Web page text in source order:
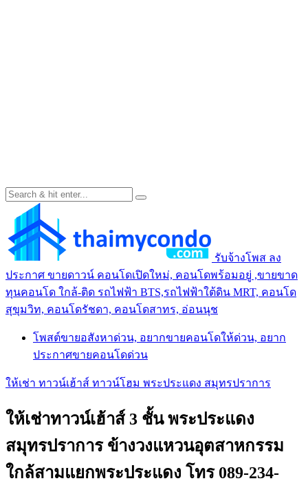
รับจ้างโพส ลง
ประกาศ ขายดาวน์ คอนโดเปิดใหม่, คอนโดพร้อมอยู่ ,ขายขาด
ทุนคอนโด ใกล้-ติด รถไฟฟ้า BTS,รถไฟฟ้าใต้ดิน MRT, คอนโด
สุขุมวิท, คอนโดรัชดา, คอนโดสาทร, อ่อนนุช
โพสต์ขายอสังหาด่วน, อยากขายคอนโดให้ด่วน, อยาก
ประกาศขายคอนโดด่วน
ให้เช่า ทาวน์เฮ้าส์ ทาวน์โฮม พระประแดง สมุทรปราการ
ให้เช่าทาวน์เฮ้าส์ 3 ชั้น พระประแดง
สมุทรปราการ ข้างวงแหวนอุตสาหกรรม
ใกล้สามแยกพระประแดง โทร 089-234-